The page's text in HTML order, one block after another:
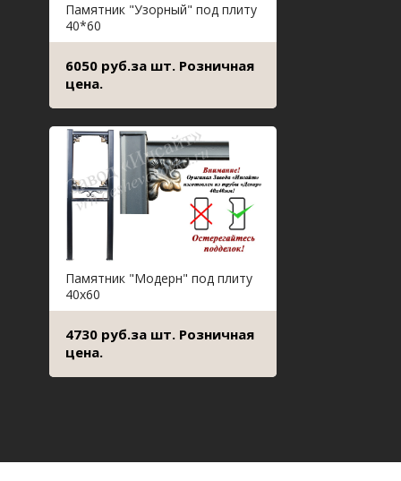
Памятник "Узорный" под плиту
40*60
6050 руб.за шт. Розничная
цена.
Памятник "Модерн" под плиту
40х60
4730 руб.за шт. Розничная
цена.